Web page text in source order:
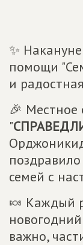
✨
помощи
и
🎉 Местное
"
семей с
🍬 Каждый
важно,